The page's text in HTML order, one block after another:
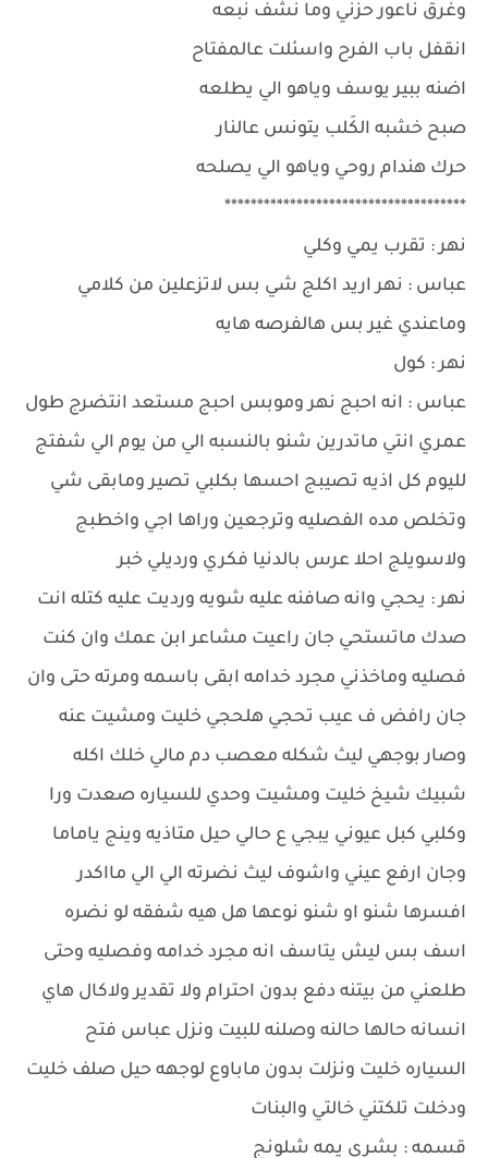
وغرق ناعور حزني وما نشف نبعه
انقفل باب الفرح واسئلت عالمفتاح
اضنه ببير يوسف وياهو الي يطلعه
صبح خشبه الكَلب يتونس عالنار
حرك هندام روحي وياهو الي يصلحه
*************************************
نهر : تقرب يمي وكلي
عباس : نهر اريد اكلج شي بس لاتزعلين من كلامي
وماعندي غير بس هالفرصه هايه
نهر : كول
عباس : انه احبج نهر وموبس احبج مستعد انتضرج طول
عمري انتي ماتدرين شنو بالنسبه الي من يوم الي شفتج
لليوم كل اذيه تصيبج احسها بكلبي تصير ومابقى شي
وتخلص مده الفصليه وترجعين وراها اجي واخطبج
ولاسويلج احلا عرس بالدنيا فكري ورديلي خبر
نهر : يحجي وانه صافنه عليه شويه ورديت عليه كتله انت
صدك ماتستحي جان راعيت مشاعر ابن عمك وان كنت
فصليه وماخذني مجرد خدامه ابقى باسمه ومرته حتى وان
جان رافض ف عيب تحجي هلحجي خليت ومشيت عنه
وصار بوجهي ليث شكله معصب دم مالي خلك اكله
شبيك شيخ خليت ومشيت وحدي للسياره صعدت ورا
وكلبي كبل عيوني يبجي ع حالي حيل متاذيه وينج ياماما
وجان ارفع عيني واشوف ليث نضرته الي الي مااكدر
افسرها شنو او شنو نوعها هل هيه شفقه لو نضره
اسف بس ليش يتاسف انه مجرد خدامه وفصليه وحتى
طلعني من بيتنه دفع بدون احترام ولا تقدير ولاكال هاي
انسانه حالها حالنه وصلنه للبيت ونزل عباس فتح
السياره خليت ونزلت بدون ماباوع لوجهه حيل صلف خليت
ودخلت تلكتني خالتي والبنات
قسمه : بشري يمه شلونج